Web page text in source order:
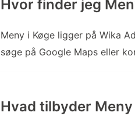
Hvor finder jeg
Meny i Køge ligger på Wika
søge på Google Maps eller
Hvad tilbyder Meny